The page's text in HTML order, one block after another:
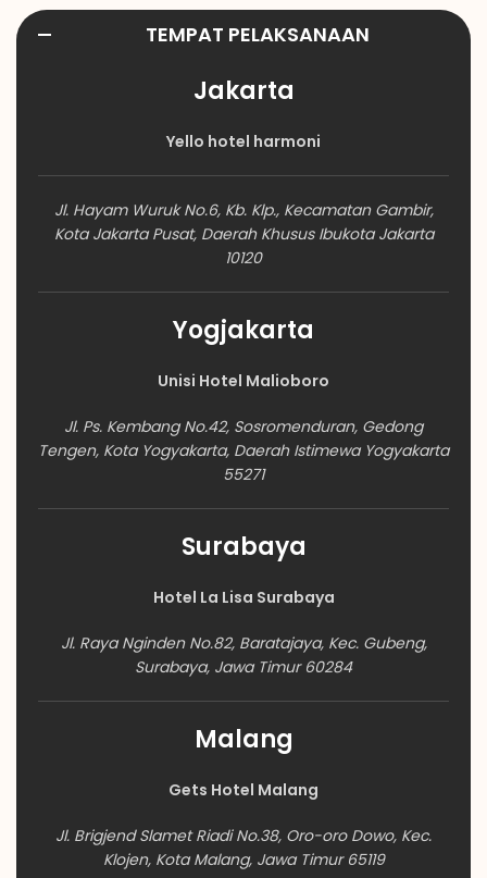
TEMPAT PELAKSANAAN
Jakarta
Yello hotel harmoni
Jl. Hayam Wuruk No.6, Kb. Klp., Kecamatan Gambir,
Kota Jakarta Pusat, Daerah Khusus Ibukota Jakarta
10120
Yogjakarta
Unisi Hotel Malioboro
Jl. Ps. Kembang No.42, Sosromenduran, Gedong
Tengen, Kota Yogyakarta, Daerah Istimewa Yogyakarta
55271
Surabaya
Hotel La Lisa Surabaya
Jl. Raya Nginden No.82, Baratajaya, Kec. Gubeng,
Surabaya, Jawa Timur 60284
Malang
Gets Hotel Malang
Jl. Brigjend Slamet Riadi No.38, Oro-oro Dowo, Kec.
Klojen, Kota Malang, Jawa Timur 65119